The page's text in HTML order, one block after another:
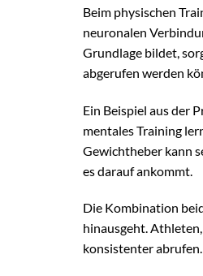
Beim physischen
neuronalen
Grundlage bildet,
abgerufen werden
Ein Beispiel aus der
mentales Training
Gewichtheber kann
es darauf ankommt.
Die Kombination
hinausgeht.
konsistenter